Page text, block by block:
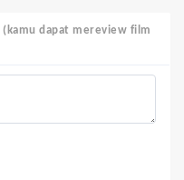
(kamu dapat mereview film